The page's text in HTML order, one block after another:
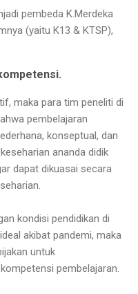
pembeda K.Merdeka
(yaitu K13 & KTSP),
maka para tim peneliti di
pembelajaran
konseptual, dan
ananda didik
dapat dikuasai secara
kondisi pendidikan di
akibat pandemi, maka
untuk
pembelajaran.